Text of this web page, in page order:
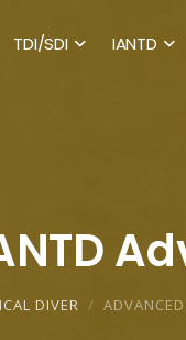
TDI/SDI IANTD
DIVER